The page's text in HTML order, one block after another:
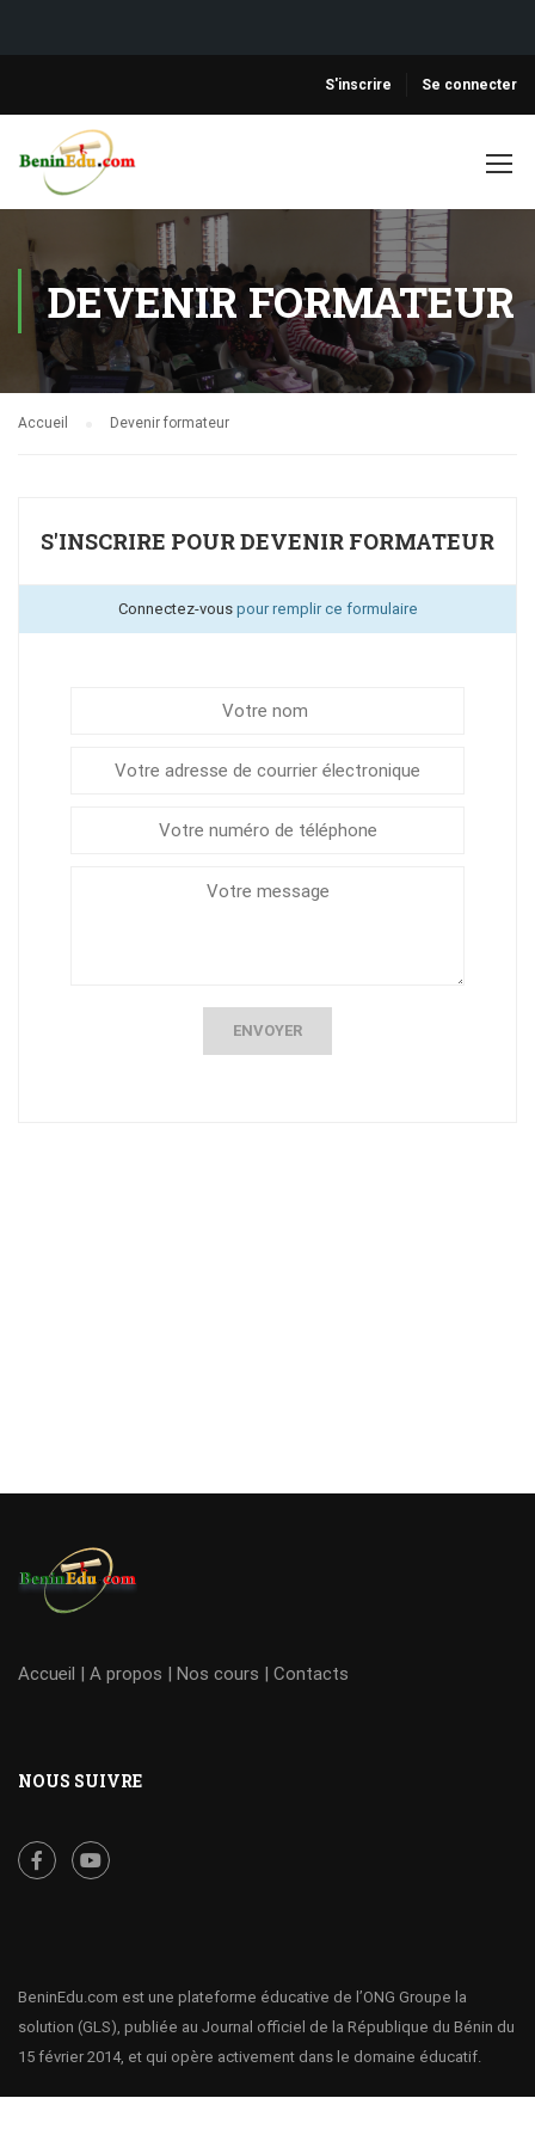
S'inscrire Se connecter
DEVENIR FORMATEUR
Accueil Devenir formateur
S'INSCRIRE POUR DEVENIR FORMATEUR
Connectez-vouspour remplir ce formulaire
ENVOYER
Accueil | A propos | Nos cours | Contacts
NOUS SUIVRE
BeninEdu.com est une plateforme éducative de l’ONG Groupe la
solution (GLS), publiée au Journal officiel de la République du Bénin du
15 février 2014, et qui opère activement dans le domaine éducatif.